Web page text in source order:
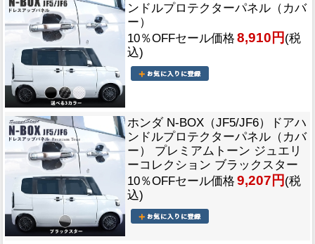
ンドルプロテクターパネル（カバ
ー）
10％OFFセール価格 8,910円 (税
込)
ホンダ N-BOX（JF5/JF6）ドアハ
ンドルプロテクターパネル（カバ
ー） プレミアムトーン ジュエリ
ーコレクション ブラックスター
10％OFFセール価格 9,207円 (税
込)